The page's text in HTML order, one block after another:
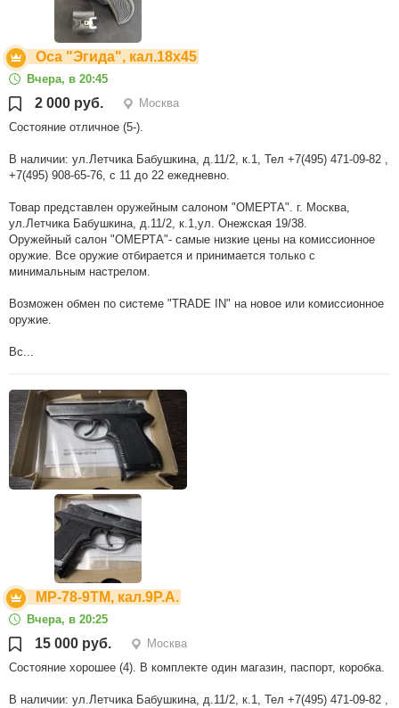
Оса "Эгида", кал.18х45
Вчера, в 20:45
2 000 руб.
Москва
Состояние отличное (5-).
В наличии: ул.Летчика Бабушкина, д.11/2, к.1, Тел +7(495) 471-09-82 ,
+7(495) 908-65-76, с 11 до 22 ежедневно.
Товар представлен оружейным салоном "ОМЕРТА". г. Москва,
ул.Летчика Бабушкина, д.11/2, к.1,ул. Онежская 19/38.
Оружейный салон "ОМЕРТА"- самые низкие цены на комиссионное
оружие. Все оружие отбирается и принимается только с
минимальным настрелом.
Возможен обмен по системе "TRADE IN" на новое или комиссионное
оружие.
Вс...
МР-78-9ТМ, кал.9Р.А.
Вчера, в 20:25
15 000 руб.
Москва
Состояние хорошее (4). В комплекте один магазин, паспорт, коробка.
В наличии: ул.Летчика Бабушкина, д.11/2, к.1, Тел +7(495) 471-09-82 ,